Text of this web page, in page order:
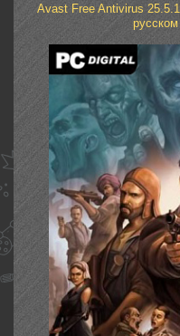
Avast Free Antivirus